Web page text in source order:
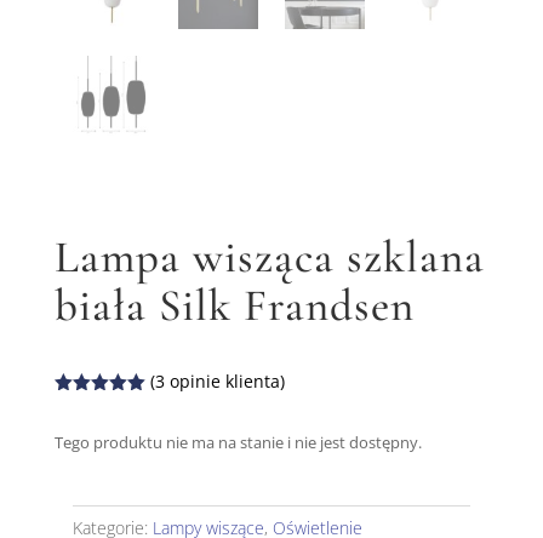
Lampa wisząca szklana
biała Silk Frandsen
na
(3 opinie klienta)
Tego produktu nie ma na stanie i nie jest dostępny.
Kategorie: Lampy wiszące, Oświetlenie